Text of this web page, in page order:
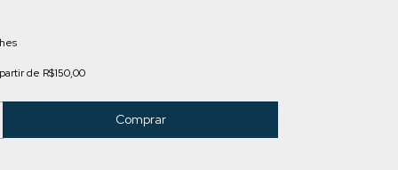
de R$150,00